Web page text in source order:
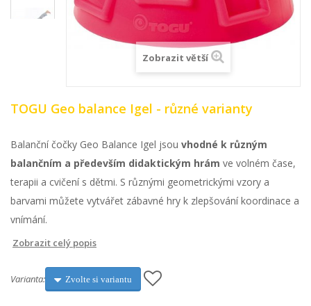
Zobrazit větší
TOGU Geo balance Igel - různé varianty
Balanční čočky Geo Balance Igel jsou vhodné k různým
balančním a především didaktickým hrám ve volném čase,
terapii a cvičení s dětmi. S různými geometrickými vzory a
barvami můžete vytvářet zábavné hry k zlepšování koordinace a
vnímání.
Zobrazit celý popis
Varianta: Zvolte si variantu